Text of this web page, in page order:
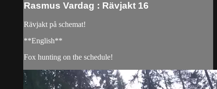
Rasmus Vardag : Rävjakt 16
Rävjakt på schemat!
**English**
Fox hunting on the schedule!